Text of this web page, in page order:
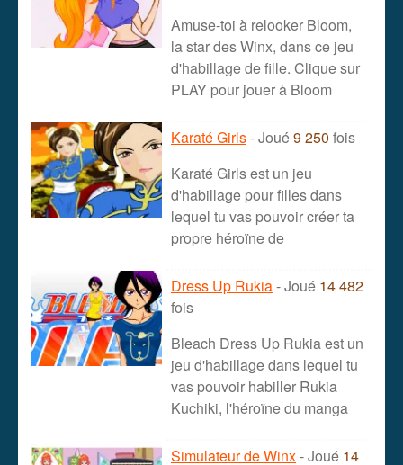
Amuse-toi à relooker Bloom,
la star des Winx, dans ce jeu
d'habillage de fille. Clique sur
PLAY pour jouer à Bloom
Karaté Girls- Joué9 250 fois
Karaté Girls est un jeu
d'habillage pour filles dans
lequel tu vas pouvoir créer ta
propre héroïne de
Dress Up Rukia- Joué 14 482
fois
Bleach Dress Up Rukia est un
jeu d'habillage dans lequel tu
vas pouvoir habiller Rukia
Kuchiki, l'héroïne du manga
Simulateur de Winx- Joué 14